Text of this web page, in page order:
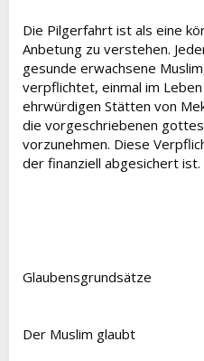
Die Pilgerfahrt ist als eine
Anbetung zu verstehen.
gesunde erwachsene
verpflichtet, einmal im
ehrwürdigen Stätten von
die vorgeschriebenen
vorzunehmen. Diese
der finanziell abgesichert ist.
Glaubensgrundsätze
Der Muslim glaubt